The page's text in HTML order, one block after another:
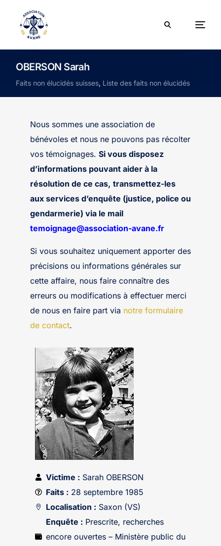
OBERSON Sarah
Faits non élucidés suisses, Liste des faits non élucidés
Nous sommes une association de
bénévoles et nous ne pouvons pas récolter
vos témoignages. Si vous disposez
d’informations pouvant aider à la
résolution de ce cas, transmettez-les
aux services d’enquête (justice, police ou
gendarmerie) via le mail
temoignage@association-avane.fr
Si vous souhaitez uniquement apporter des
précisions ou informations générales sur
cette affaire, nous faire connaître des
erreurs ou modifications à effectuer merci
de nous en faire part via notre formulaire
de contact.
Victime : Sarah OBERSON
Faits : 28 septembre 1985
Localisation : Saxon (VS)
Enquête : Prescrite, recherches
encore ouvertes – Ministère public du